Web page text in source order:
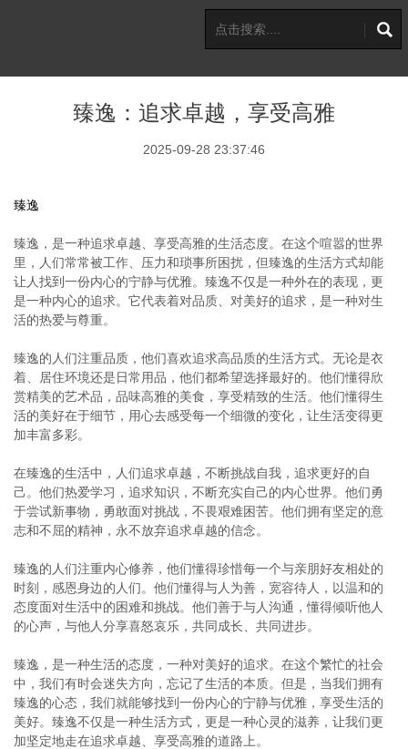
臻逸：追求卓越，享受高雅
2025-09-28 23:37:46
臻逸
臻逸，是一种追求卓越、享受高雅的生活态度。在这个喧嚣的世界
里，人们常常被工作、压力和琐事所困扰，但臻逸的生活方式却能
让人找到一份内心的宁静与优雅。臻逸不仅是一种外在的表现，更
是一种内心的追求。它代表着对品质、对美好的追求，是一种对生
活的热爱与尊重。
臻逸的人们注重品质，他们喜欢追求高品质的生活方式。无论是衣
着、居住环境还是日常用品，他们都希望选择最好的。他们懂得欣
赏精美的艺术品，品味高雅的美食，享受精致的生活。他们懂得生
活的美好在于细节，用心去感受每一个细微的变化，让生活变得更
加丰富多彩。
在臻逸的生活中，人们追求卓越，不断挑战自我，追求更好的自
己。他们热爱学习，追求知识，不断充实自己的内心世界。他们勇
于尝试新事物，勇敢面对挑战，不畏艰难困苦。他们拥有坚定的意
志和不屈的精神，永不放弃追求卓越的信念。
臻逸的人们注重内心修养，他们懂得珍惜每一个与亲朋好友相处的
时刻，感恩身边的人们。他们懂得与人为善，宽容待人，以温和的
态度面对生活中的困难和挑战。他们善于与人沟通，懂得倾听他人
的心声，与他人分享喜怒哀乐，共同成长、共同进步。
臻逸，是一种生活的态度，一种对美好的追求。在这个繁忙的社会
中，我们有时会迷失方向，忘记了生活的本质。但是，当我们拥有
臻逸的心态，我们就能够找到一份内心的宁静与优雅，享受生活的
美好。臻逸不仅是一种生活方式，更是一种心灵的滋养，让我们更
加坚定地走在追求卓越、享受高雅的道路上。